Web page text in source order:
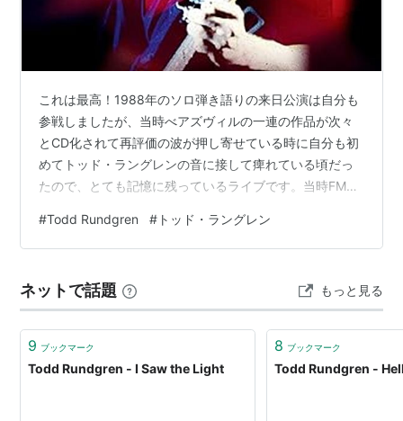
これは最高！1988年のソロ弾き語りの来日公演は自分も
参戦しましたが、当時べアズヴィルの一連の作品が次々
とCD化されて再評価の波が押し寄せている時に自分も初
めてトッド・ラングレンの音に接して痺れている頃だっ
たので、とても記憶に残っているライブです。当時FMで
が、こうしてパッケージ化してくれるなんて嬉しいこと
この上ない。若干音質はイマイチですが、それでも貴重
Inspirayion」、これが凄かった。当時初めて聴いた曲だ
ったんですが、こんな美しくて複雑な曲があるのか、と
#Todd Rundgren # トッド・ラングレン
ネットで話題 もっと見る
9 ブックマーク
Todd Rundgren - I Saw the Light
8 ブックマーク
Todd Rundgren -